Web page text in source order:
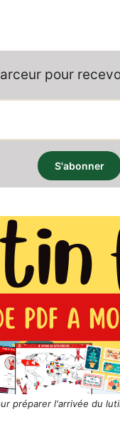
pour
préparer l'arrivée du